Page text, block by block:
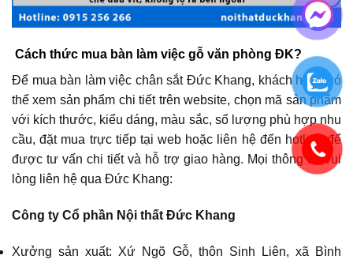
Cách thức mua bàn làm việc gỗ văn phòng ĐK?
Để mua bàn làm việc chân sắt Đức Khang, khách hàng có
thể xem sản phẩm chi tiết trên website, chọn mã sản phẩm
với kích thước, kiểu dáng, màu sắc, số lượng phù hợp nhu
cầu, đặt mua trực tiếp tại web hoặc liên hệ đến hotline để
được tư vấn chi tiết và hỗ trợ giao hàng. Mọi thông tin vui
lòng liên hệ qua Đức Khang:
Công ty Cổ phần Nội thất Đức Khang
Xưởng sản xuất: Xứ Ngõ Gỗ, thôn Sinh Liên, xã Bình